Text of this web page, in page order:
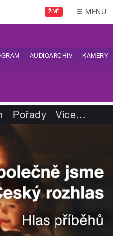
ŽIVĚ MENU
AUDIOARCHIV KAMERY
Pořady Více…